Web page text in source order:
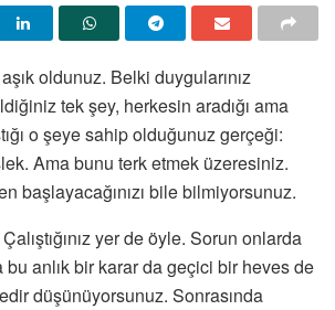
oldunuz. Belki duygularınız
tek şey, herkesin aradığı ama
o şeye sahip olduğunuz gerçeği:
Ama bunu terk etmek üzeresiniz.
başlayacağınızı bile bilmiyorsunuz.
yer de öyle. Sorun onlarda
bu anlık bir karar da geçici bir heves de
düşünüyorsunuz. Sonrasında